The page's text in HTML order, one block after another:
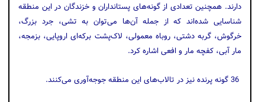
دارند. همچنین تعدادی از گونه‌های پستانداران و خزندگان در این منطقه
شناسایی شده‌اند که از جمله آن‌ها می‌توان به تشی، جرد بزرگ،
خرگوش، گربه دشتی، روباه معمولی، لاک‌پشت برکه‌ای اروپایی، بزمجه،
مار آبی، کفچه مار و افعی اشاره کرد.
36 گونه پرنده نیز در تالاب‌های این منطقه جوجه‌آوری می‌کنند.